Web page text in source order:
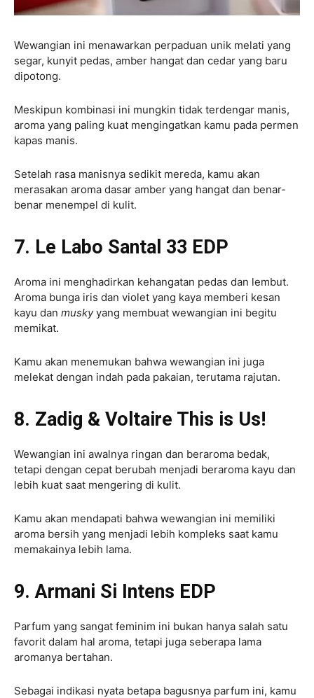
Wewangian ini menawarkan perpaduan unik melati yang
segar, kunyit pedas, amber hangat dan cedar yang baru
dipotong.
Meskipun kombinasi ini mungkin tidak terdengar manis,
aroma yang paling kuat mengingatkan kamu pada permen
kapas manis.
Setelah rasa manisnya sedikit mereda, kamu akan
merasakan aroma dasar amber yang hangat dan benar-
benar menempel di kulit.
7. Le Labo Santal 33 EDP
Aroma ini menghadirkan kehangatan pedas dan lembut.
Aroma bunga iris dan violet yang kaya memberi kesan
kayu dan muskyyang membuat wewangian ini begitu
memikat.
Kamu akan menemukan bahwa wewangian ini juga
melekat dengan indah pada pakaian, terutama rajutan.
8. Zadig & Voltaire This is Us!
Wewangian ini awalnya ringan dan beraroma bedak,
tetapi dengan cepat berubah menjadi beraroma kayu dan
lebih kuat saat mengering di kulit.
Kamu akan mendapati bahwa wewangian ini memiliki
aroma bersih yang menjadi lebih kompleks saat kamu
memakainya lebih lama.
9. Armani Si Intens EDP
Parfum yang sangat feminim ini bukan hanya salah satu
favorit dalam hal aroma, tetapi juga seberapa lama
aromanya bertahan.
Sebagai indikasi nyata betapa bagusnya parfum ini, kamu